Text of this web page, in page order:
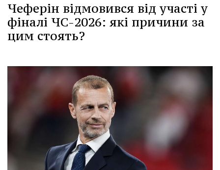
Чеферін відмовився від участі у
фіналі ЧС-2026: які причини за
цим стоять?